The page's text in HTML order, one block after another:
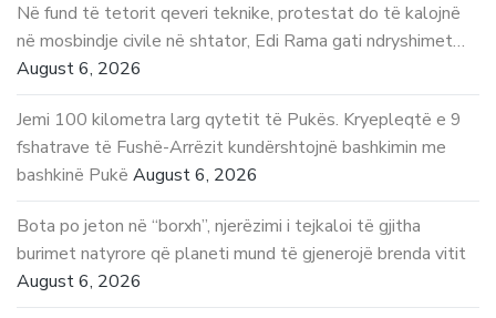
Në fund të tetorit qeveri teknike, protestat do të kalojnë
në mosbindje civile në shtator, Edi Rama gati ndryshimet…
August 6, 2026
Jemi 100 kilometra larg qytetit të Pukës. Kryepleqtë e 9
fshatrave të Fushë-Arrëzit kundërshtojnë bashkimin me
bashkinë Pukë August 6, 2026
Bota po jeton në “borxh”, njerëzimi i tejkaloi të gjitha
burimet natyrore që planeti mund të gjenerojë brenda vitit
August 6, 2026